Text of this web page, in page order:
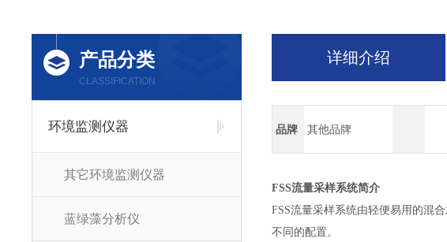
产品分类
CLASSIFICATION
环境监测仪器
其它环境监测仪器
蓝绿藻分析仪
详细介绍
品牌 其他品牌
FSS流量采样系统简介
FSS流量采样系统由轻便易用的混
不同的配置。